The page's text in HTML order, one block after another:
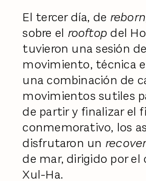
El tercer día, de reborn
sobre el rooftop del
tuvieron una sesión de
movimiento, técnica
una combinación de
movimientos sutiles
de partir y finalizar el
conmemorativo, los
disfrutaron un
de mar, dirigido por el
Xul-Ha.